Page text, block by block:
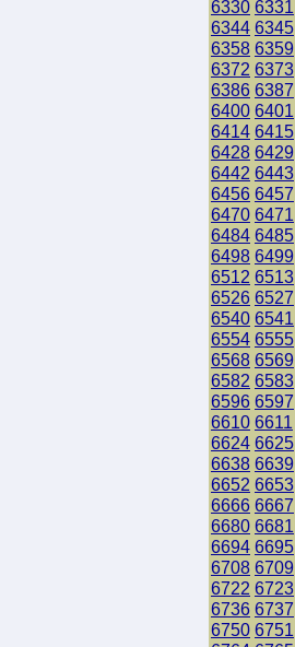
6330 6331
6344 6345
6358 6359
6372 6373
6386 6387
6400 6401
6414 6415
6428 6429
6442 6443
6456 6457
6470 6471
6484 6485
6498 6499
6512 6513
6526 6527
6540 6541
6554 6555
6568 6569
6582 6583
6596 6597
6610 6611
6624 6625
6638 6639
6652 6653
6666 6667
6680 6681
6694 6695
6708 6709
6722 6723
6736 6737
6750 6751